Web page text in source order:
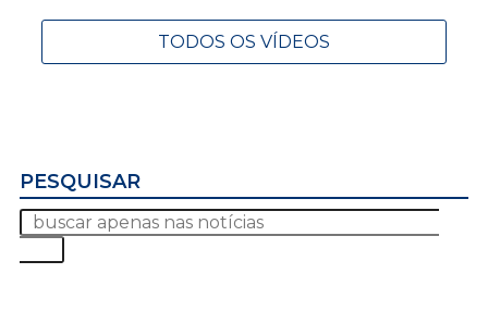
TODOS OS VÍDEOS
PESQUISAR